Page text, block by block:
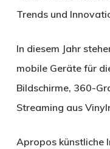
Trends und
In diesem Jahr
mobile Geräte für
Bildschirme, 360-
Streaming aus
Apropos künstliche